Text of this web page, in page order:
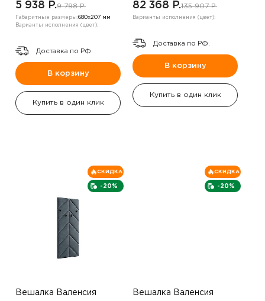
5 938 P.9 798 P.
Габаритные размеры:680х207 мм
Варианты исполнения (цвет):
Доставка по РФ.
В корзину
Купить в один клик
82 368 P.135 907 P.
Варианты исполнения (цвет):
Доставка по РФ.
В корзину
Купить в один клик
-20%
СКИДКА
Вешалка Валенсия
-20%
СКИДКА
Вешалка Валенсия